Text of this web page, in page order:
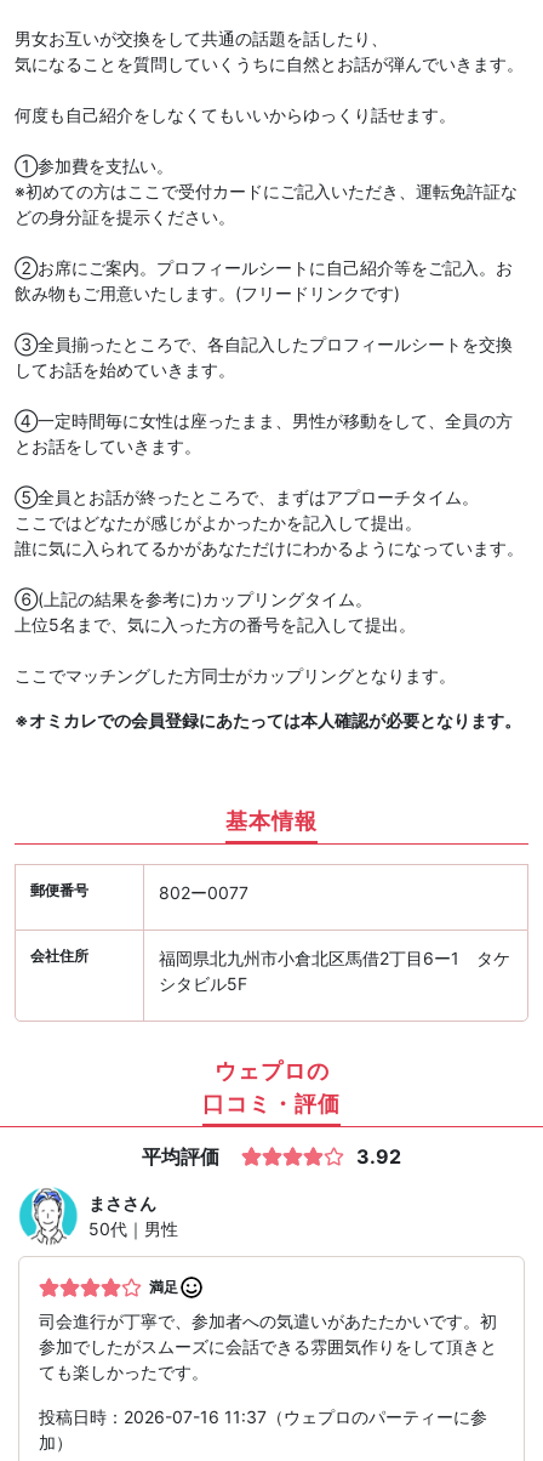
男女お互いが交換をして共通の話題を話したり、
気になることを質問していくうちに自然とお話が弾んでいきます。
何度も自己紹介をしなくてもいいからゆっくり話せます。
①参加費を支払い。
※初めての方はここで受付カードにご記入いただき、運転免許証な
どの身分証を提示ください。
②お席にご案内。プロフィールシートに自己紹介等をご記入。お
飲み物もご用意いたします。(フリードリンクです)
③全員揃ったところで、各自記入したプロフィールシートを交換
してお話を始めていきます。
④一定時間毎に女性は座ったまま、男性が移動をして、全員の方
とお話をしていきます。
⑤全員とお話が終ったところで、まずはアプローチタイム。
ここではどなたが感じがよかったかを記入して提出。
誰に気に入られてるかがあなただけにわかるようになっています。
⑥(上記の結果を参考に)カップリングタイム。
上位5名まで、気に入った方の番号を記入して提出。
ここでマッチングした方同士がカップリングとなります。
※オミカレでの会員登録にあたっては本人確認が必要となります。
基本情報
郵便番号 802ー0077
会社住所
福岡県北九州市小倉北区馬借2丁目6ー1 タケ
シタビル5F
ウェプロの
口コミ・評価
平均評価 3.92
まささん
50代｜男性
満足
司会進行が丁寧で、参加者への気遣いがあたたかいです。初
参加でしたがスムーズに会話できる雰囲気作りをして頂きと
ても楽しかったです。
投稿日時：2026-07-16 11:37（ウェプロのパーティーに参
加）